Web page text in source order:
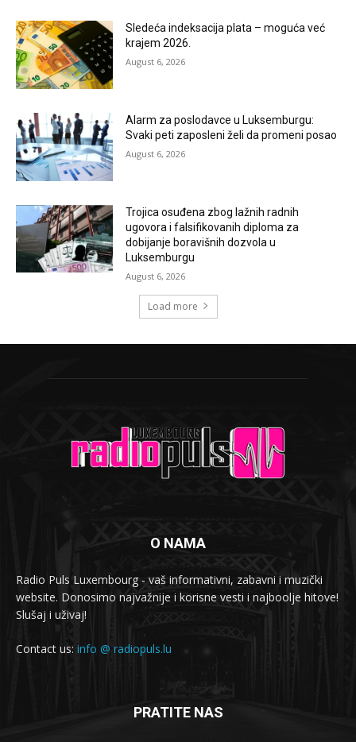
Sledeća indeksacija plata – moguća već
krajem 2026.
August 6, 2026
Alarm za poslodavce u Luksemburgu:
Svaki peti zaposleni želi da promeni posao
August 6, 2026
Trojica osuđena zbog lažnih radnih
ugovora i falsifikovanih diploma za
dobijanje boravišnih dozvola u
Luksemburgu
August 6, 2026
Load more
O NAMA
Radio Puls Luxembourg - vaš informativni, zabavni i muzički
website. Donosimo najvažnije i korisne vesti i najboolje hitove!
Slušaj i uživaj!
Contact us: info @ radiopuls.lu
PRATITE NAS